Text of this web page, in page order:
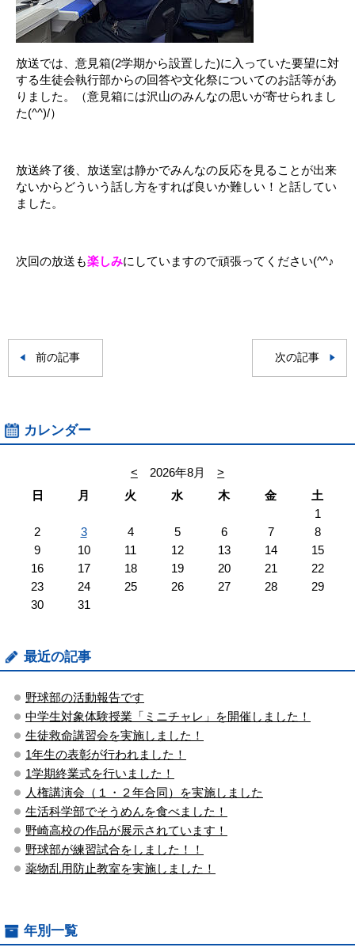
放送では、意見箱(2学期から設置した)に入っていた要望に対
する生徒会執行部からの回答や文化祭についてのお話等があ
りました。（意見箱には沢山のみんなの思いが寄せられまし
た(^^)/）
放送終了後、放送室は静かでみんなの反応を見ることが出来
ないからどういう話し方をすれば良いか難しい！と話してい
ました。
次回の放送も楽しみにしていますので頑張ってください(^^♪
前の記事 次の記事
カレンダー
< 2026年8月
>
日
月 火 水 木 金
土
1
2
3 4 5 6 7
8
9
10 11 12 13 14
15
16
17 18 19 20 21
22
23
24 25 26 27 28
29
30
31
最近の記事
野球部の活動報告です
中学生対象体験授業「ミニチャレ」を開催しました！
生徒救命講習会を実施しました！
1年生の表彰が行われました！
1学期終業式を行いました！
人権講演会（１・２年合同）を実施しました
生活科学部でそうめんを食べました！
野崎高校の作品が展示されています！
野球部が練習試合をしました！！
薬物乱用防止教室を実施しました！
年別一覧